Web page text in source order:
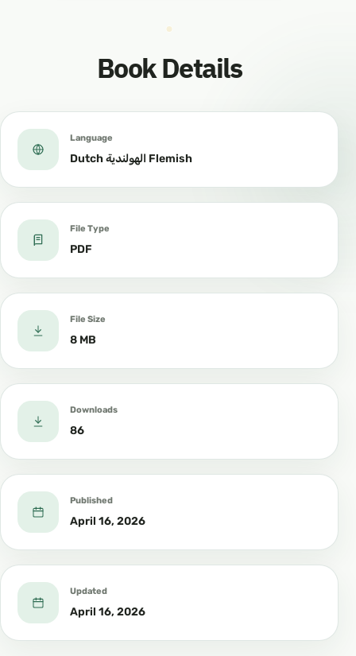
Book Details
Language
Dutch الهولندية Flemish
File Type
PDF
File Size
8 MB
Downloads
86
Published
April 16, 2026
Updated
April 16, 2026